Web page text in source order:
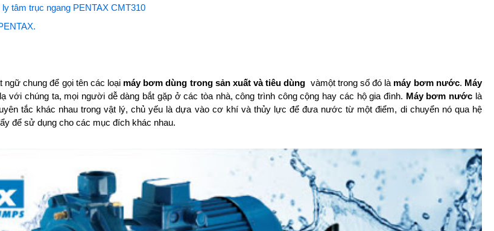
tâm trục ngang PENTAX CMT310
ngữ chung để gọi tên các loại máy bơm dùng trong sản xuất và tiêu dùng vàmột trong số đó là máy bơm nước. Máy
với chúng ta, mọi người dễ dàng bắt gặp ở các tòa nhà, công trình công cộng hay các hộ gia đình. Máy bơm nước là
tắc khác nhau trong vật lý, chủ yếu là dựa vào cơ khí và thủy lực để đưa nước từ một điểm, di chuyển nó qua hệ
để sử dụng cho các mục đích khác nhau.